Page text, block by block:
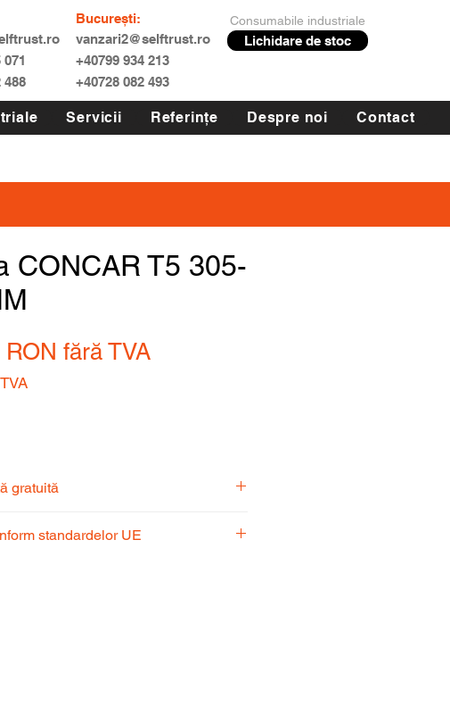
071
488
București:
vanzari2@selftrust.ro
+40799 934 213
+40728 082 493
Consumabile industriale
Lichidare de stoc
Servicii Referințe Despre noi Contact
CONCAR T5 305-
RON fără TVA
gratuită
produsul potrivit nevoilor
standardelor UE